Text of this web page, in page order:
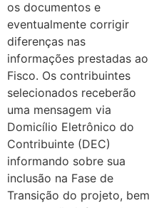
os documentos e
eventualmente corrigir
diferenças nas
informações prestadas ao
Fisco. Os contribuintes
selecionados receberão
uma mensagem via
Domicílio Eletrônico do
Contribuinte (DEC)
informando sobre sua
inclusão na Fase de
Transição do projeto, bem